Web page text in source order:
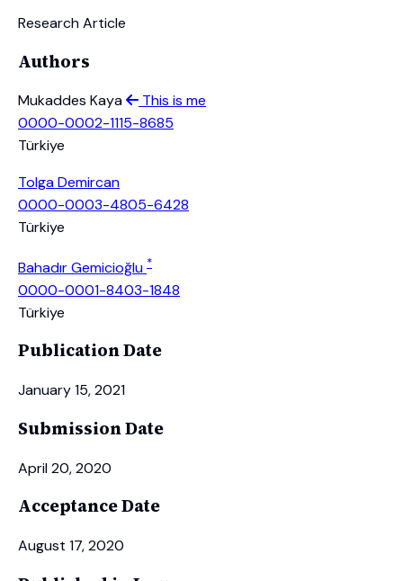
Research Article
Authors
Mukaddes Kaya
This is me
0000-0002-1115-8685
Türkiye
Tolga Demircan
0000-0003-4805-6428
Türkiye
Bahadır Gemicioğlu *
0000-0001-8403-1848
Türkiye
Publication Date
January 15, 2021
Submission Date
April 20, 2020
Acceptance Date
August 17, 2020